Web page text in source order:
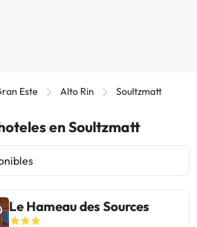
Este Alto Rin Soultzmatt
en Soultzmatt
Le Hameau des Sources